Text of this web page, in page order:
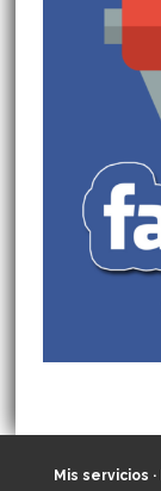
Mis servicios ·